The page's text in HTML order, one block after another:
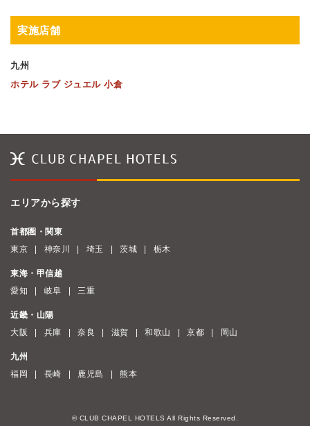
実施店舗
九州
ホテル ラブ ジュエル 小倉
エリアから探す
首都圏・関東
東京
神奈川 埼玉 茨城 栃木
東海・甲信越
愛知
岐阜 三重
近畿・山陽
大阪
兵庫 奈良 滋賀 和歌山 京都 岡山
九州
福岡
長崎 鹿児島 熊本
© CLUB CHAPEL HOTELS All Rights Reserved.